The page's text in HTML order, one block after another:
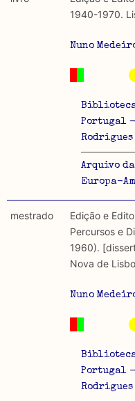
académicos.
Limitações
produzidos até 2022,
discurso e uso da
uma censura que é
Regulatória e
abordagens.
Tipo investigação
Empírica
Combinação
Os resultados obtidos
.csv para importação
1940-1970.
Nuno
Portugal -
Rodrigues
Arquivo
Europa-
mestrado
Edição e
Percursos e
1960).
Nova de
Nuno
Portugal -
Rodrigues